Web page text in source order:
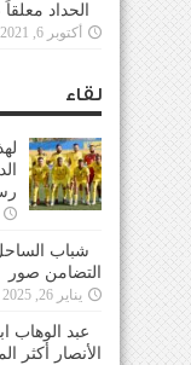
الحداد
أكتوبر 6, 2021
لقاء
شباب
التضامن صور
يناير 26, 2025
عبد الوهاب
الأنصار